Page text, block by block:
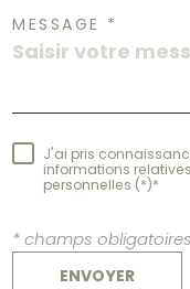
MESSAGE *
J'ai pris
informations
personnelles (*)*
* champs obligatoires
ENVOYER